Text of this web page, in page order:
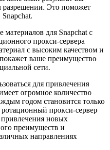
разрешении. Это поможет
материалов для Snapchat с
прокси-сервера
с высоким качеством и
ваше преимущество
сети.
для привлечения
огромное количество
годом становится только
прокси-сервер
новых
преимуществ и
направлениях